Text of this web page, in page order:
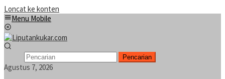
Loncat ke konten
Menu Mobile
Pencarian
Agustus 7, 2026